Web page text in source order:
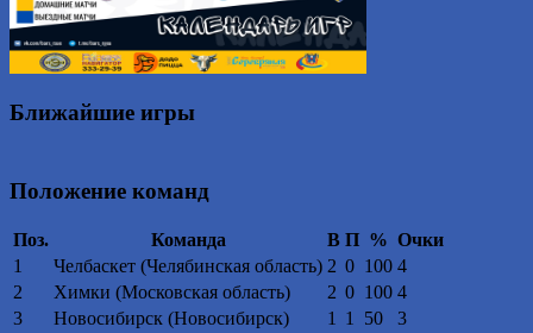
Ближайшие игры
Положение команд
Поз. Команда В П % Очки
1
Челбаскет (Челябинская область) 2 0 100 4
2
Химки (Московская область) 2 0 100 4
3
Новосибирск (Новосибирск) 1 1 50
3